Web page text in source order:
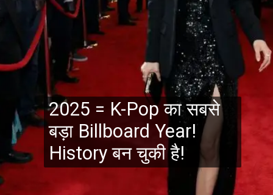
2025 = K-Pop का सबसे
बड़ा Billboard Year!
History बन चुकी है!